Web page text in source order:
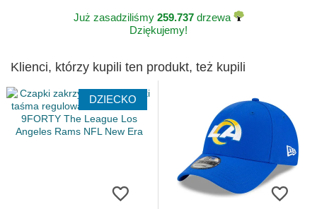
Już zasadziliśmy 259.737drzewa
Dziękujemy!
Klienci, którzy kupili ten produkt, też kupili
DZIECKO